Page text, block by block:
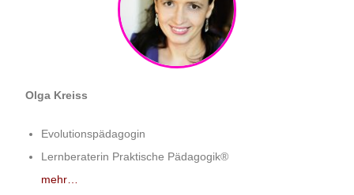
Olga Kreiss
Evolutionspädagogin
Lernberaterin Praktische Pädagogik®
mehr…